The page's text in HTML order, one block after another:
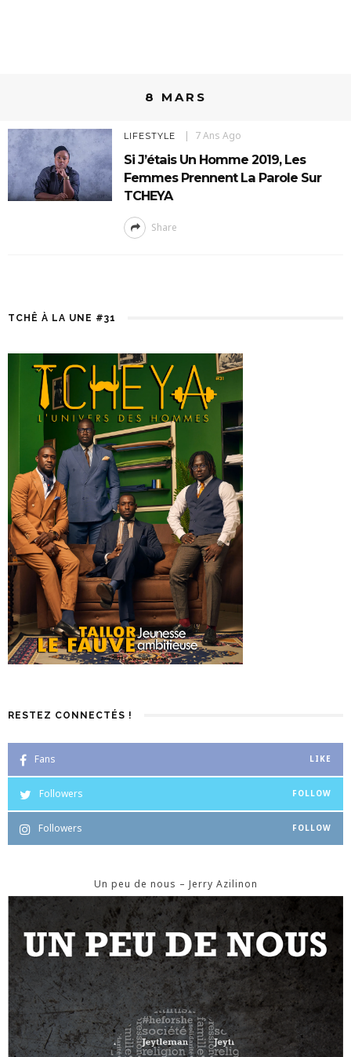
8 MARS
LIFESTYLE 7 Ans Ago
Si J’étais Un Homme 2019, Les
Femmes Prennent La Parole Sur
TCHEYA
Share
TCHÊ À LA UNE #31
RESTEZ CONNECTÉS !
Fans LIKE
Followers FOLLOW
Followers FOLLOW
Un peu de nous – Jerry Azilinon